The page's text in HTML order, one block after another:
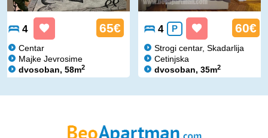
4 65€
Centar
Majke Jevrosime
dvosoban, 58m2
4 P 60€
Strogi centar, Skadarlija
Cetinjska
dvosoban, 35m2